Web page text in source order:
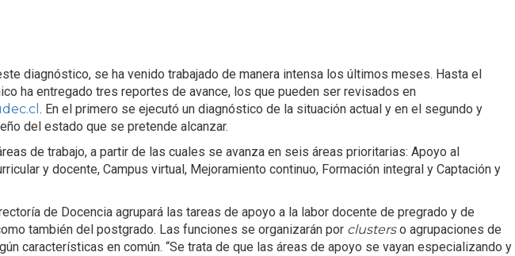
diagnóstico, se ha venido trabajado de manera intensa los últimos meses. Hasta el
ha entregado tres reportes de avance, los que pueden ser revisados en
. En el primero se ejecutó un diagnóstico de la situación actual y en el segundo y
del estado que se pretende alcanzar.
de trabajo, a partir de las cuales se avanza en seis áreas prioritarias: Apoyo al
y docente, Campus virtual, Mejoramiento continuo, Formación integral y Captación y
de Docencia agrupará las tareas de apoyo a la labor docente de pregrado y de
también del postgrado. Las funciones se organizarán por clusterso agrupaciones de
características en común. “Se trata de que las áreas de apoyo se vayan especializando y